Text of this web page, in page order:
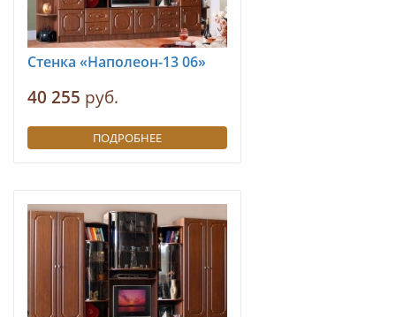
Стенка «Наполеон-13 06»
40 255 руб.
ПОДРОБНЕЕ